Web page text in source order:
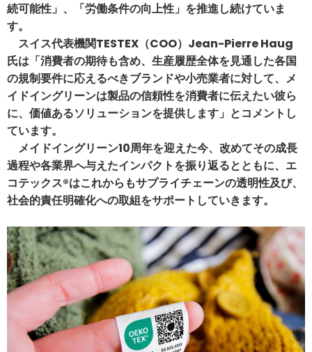
続可能性」、「労働条件の向上性」を推進し続けていま
す。
スイス代表機関TESTEX（COO）Jean-Pierre Haug
氏は「消費者の期待も含め、生産履歴全体を見通した各国
の規制要件に応えるべきブランドや小売業者に対して、メ
イドイングリーンは製品の信頼性を消費者に伝えたい彼ら
に、価値あるソリューションを提供します」とコメントし
ています。
メイドイングリーン10周年を迎えた今、改めてその成長
過程や各業界へ与えたインパクトを振り返るとともに、エ
コテックス®はこれからもサプライチェーンの透明性及び、
社会的責任明確化への取組をサポートしていきます。